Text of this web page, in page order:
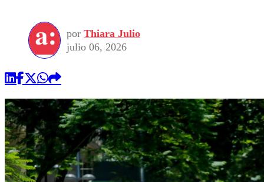
Torneo Internacional
Torneo Nacional
Internacional
Nacional
Programas
Comercial
por Thiara Julio
julio 06, 2026